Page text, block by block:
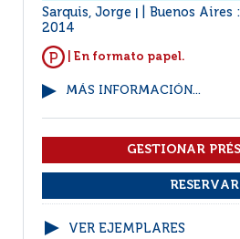
Sarquis, Jorge Buenos Aires
2014
| En formato papel.
MÁS INFORMACIÓN...
VER EJEMPLARES